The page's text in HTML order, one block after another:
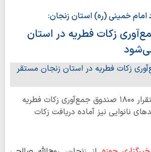
امام خمینی (ره) استان زنجان:
جمع‌آوری زکات فطریه در استان
حوزه/ صالحی از استقرار ۱۸۰۰ صندوق جمع‌آوری زکات فطریه
نانوایی نیز آماده دریافت زکات